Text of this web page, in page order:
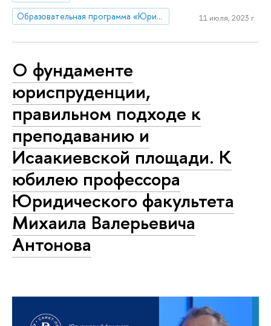
Образовательная программа «Юриспруденция»
11 июля, 2023 г.
О фундаменте
юриспруденции,
правильном подходе к
преподаванию и
Исаакиевской площади. К
юбилею профессора
Юридического факультета
Михаила Валерьевича
Антонова